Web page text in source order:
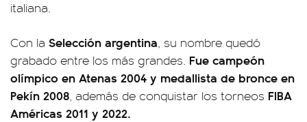
italiana.
Con la Selección argentina, su nombre quedó
grabado entre los más grandes. Fue campeón
olímpico en Atenas 2004 y medallista de bronce en
Pekín 2008, además de conquistar los torneos FIBA
Américas 2011 y 2022.